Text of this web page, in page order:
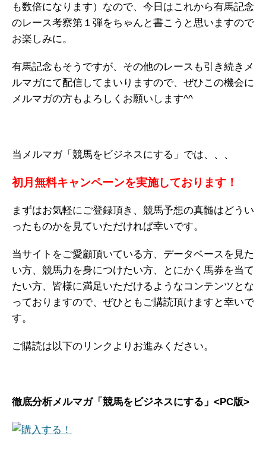
も数倍になります）なので、今日はこれから有馬記念
のレース考察第１弾をちゃんと書こうと思いますので
お楽しみに。
有馬記念もそうですが、その他のレースも引き続きメ
ルマガにて配信してまいりますので、ぜひこの機会に
メルマガの方もよろしくお願いします^^
当メルマガ「競馬をビジネスにする」では、、、
初月無料キャンペーンを実施しております！
まずはお気軽にご登録頂き、競馬予想の真髄はどうい
ったものかを見ていただければ幸いです。
当サイトをご愛顧頂いている方、データベースを見た
い方、競馬力を身につけたい方、とにかく馬券を当て
たい方、皆様に満足いただけるようなコンテンツとな
っておりますので、ぜひともご購読頂けますと幸いで
す。
ご購読は以下のリンクよりお進みください。
徹底分析メルマガ「競馬をビジネスにする」<PC版>